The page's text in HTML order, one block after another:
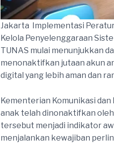
Jakarta  Implementasi
Kelola Penyelenggaraan
TUNAS mulai menunjukkan
menonaktifkan jutaan akun
digital yang lebih aman dan
Kementerian Komunikasi
anak telah dinonaktifkan
tersebut menjadi indikator
menjalankan kewajiban